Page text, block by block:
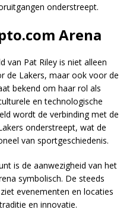
onderstreept.
Arena
van Pat Riley is niet alleen
de Lakers, maar ook voor de
bekend om haar rol als
en technologische
wordt de verbinding met de
onderstreept, wat de
van sportgeschiedenis.
is de aanwezigheid van het
symbolisch. De steeds
evenementen en locaties
en innovatie.